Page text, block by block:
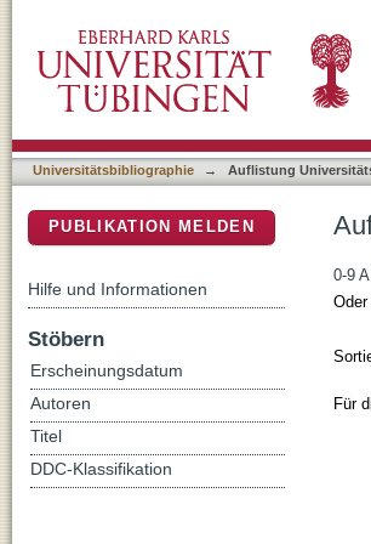
Universitätsbibliographie → Auflistung
0-9 A
Für
PUBLIKATION MELDEN
Hilfe und Informationen
Stöbern
Erscheinungsdatum
Autoren
Titel
DDC-Klassifikation